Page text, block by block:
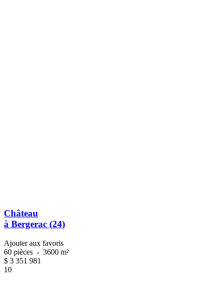
Château
à Bergerac (24)
Ajouter aux favoris
60 pièces - 3600 m²
$ 3 351 981
10